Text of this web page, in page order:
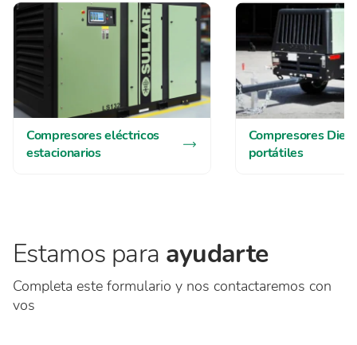
Compresores eléctricos
estacionarios
Compresores
portátiles
Estamos para ayudarte
Completa este formulario y nos contactaremos con
vos